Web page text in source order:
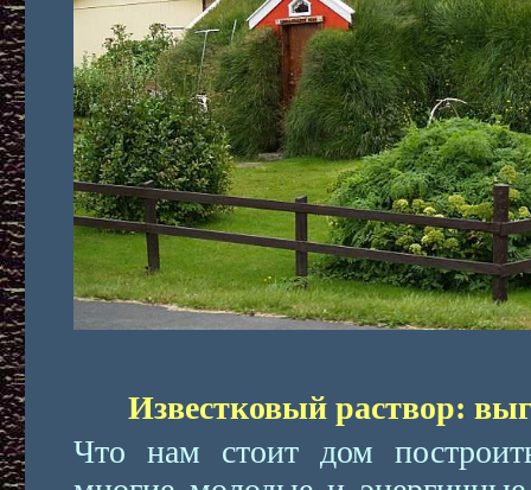
Известковый раствор:
Что нам стоит дом